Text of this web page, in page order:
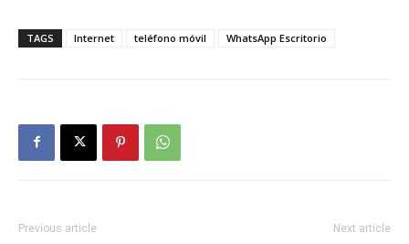
TAGS Internet teléfono móvil WhatsApp Escritorio
Previous article Next article